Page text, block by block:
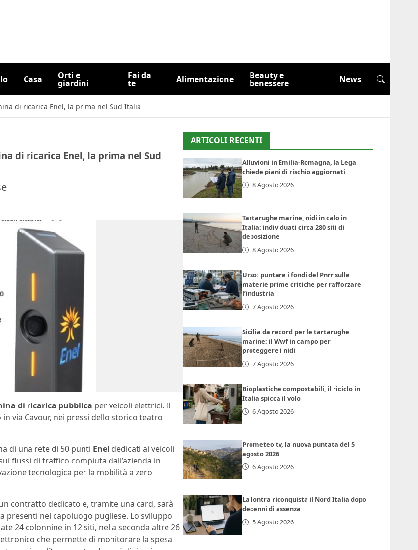
Casa Orti e
giardini
Fai da
te Alimentazione Beauty e
benessere News
di ricarica Enel, la prima nel Sud Italia
di ricarica Enel, la prima nel Sud
di ricarica pubblica per veicoli elettrici. Il
via Cavour, nei pressi dello storico teatro
di una rete di 50 punti Enel dedicati ai veicoli
flussi di traffico compiuta dall’azienda in
tecnologica per la mobilità a zero
contratto dedicato e, tramite una card, sarà
presenti nel capoluogo pugliese. Lo sviluppo
24 colonnine in 12 siti, nella seconda altre 26
che permette di monitorare la spesa
ARTICOLI RECENTI
Alluvioni in Emilia-Romagna, la Lega
chiede piani di rischio aggiornati
8 Agosto 2026
Tartarughe marine, nidi in calo in
Italia: individuati circa 280 siti di
deposizione
8 Agosto 2026
Urso: puntare i fondi del Pnrr sulle
materie prime critiche per rafforzare
l’industria
7 Agosto 2026
Sicilia da record per le tartarughe
marine: il Wwf in campo per
proteggere i nidi
7 Agosto 2026
Bioplastiche compostabili, il riciclo in
Italia spicca il volo
6 Agosto 2026
Prometeo tv, la nuova puntata del 5
agosto 2026
6 Agosto 2026
La lontra riconquista il Nord Italia dopo
decenni di assenza
5 Agosto 2026